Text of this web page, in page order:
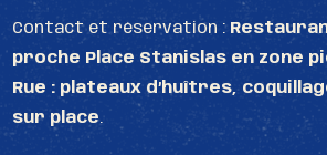
Contact et réservation :
proche Place Stanislas en zone
Rue : plateaux d’huîtres,
sur place.